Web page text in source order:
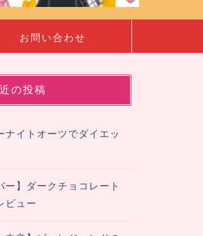
お問い合わせ
の投稿
ナイトオーツでダイエッ
ー】ダークチョコレート
ビュー